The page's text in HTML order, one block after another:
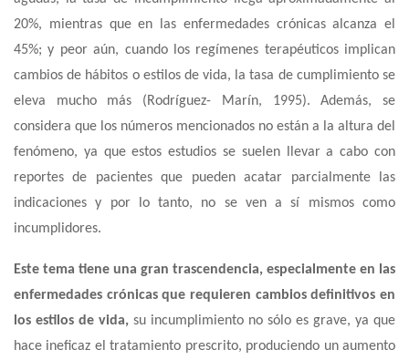
20%, mientras que en las enfermedades crónicas alcanza el
45%; y peor aún, cuando los regímenes terapéuticos implican
cambios de hábitos o estilos de vida, la tasa de cumplimiento se
eleva mucho más (Rodríguez- Marín, 1995). Además, se
considera que los números mencionados no están a la altura del
fenómeno, ya que estos estudios se suelen llevar a cabo con
reportes de pacientes que pueden acatar parcialmente las
indicaciones y por lo tanto, no se ven a sí mismos como
incumplidores.
Este tema tiene una gran trascendencia, especialmente en las
enfermedades crónicas que requieren cambios definitivos en
los estilos de vida, su incumplimiento no sólo es grave, ya que
hace ineficaz el tratamiento prescrito, produciendo un aumento